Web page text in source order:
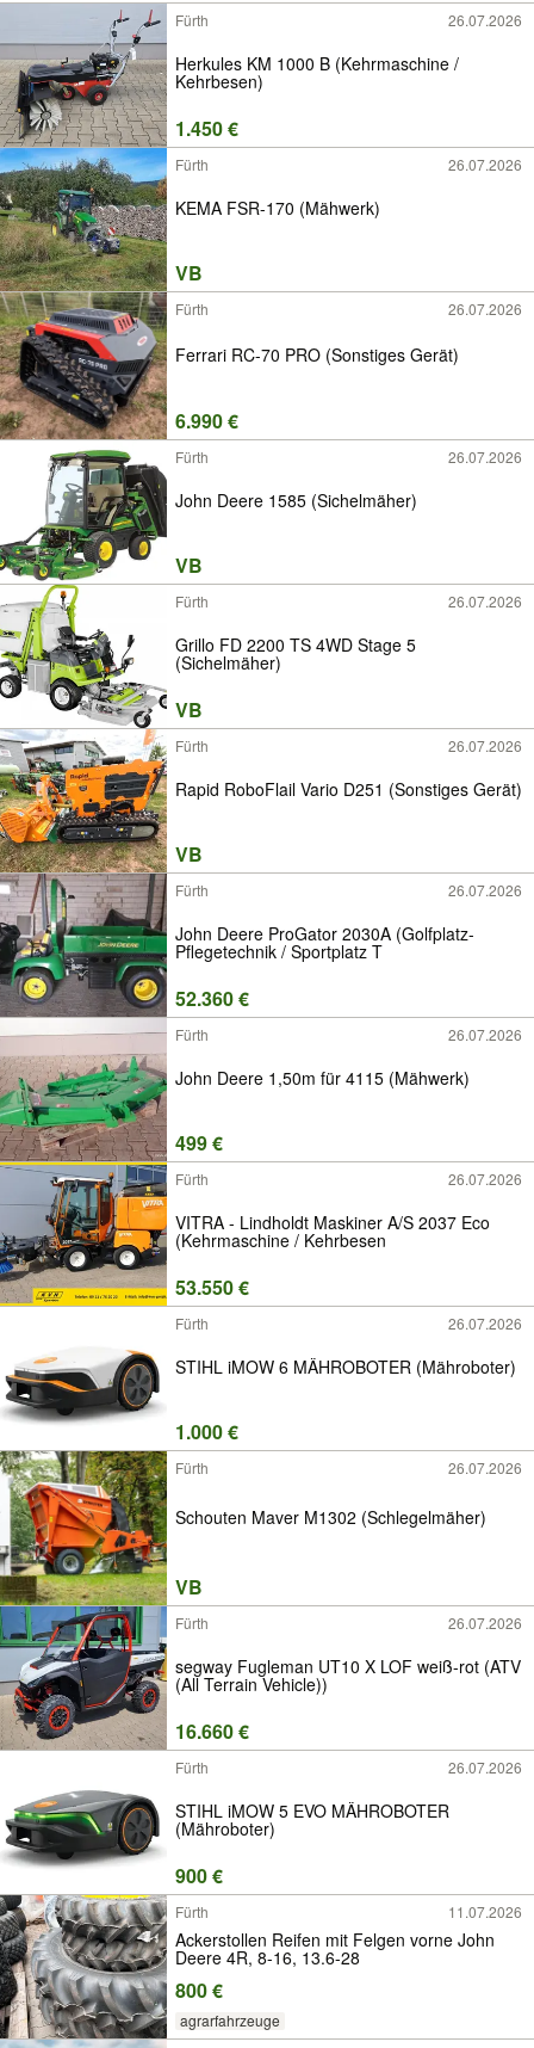
Fürth 26.07.2026
Herkules KM 1000 B (Kehrmaschine /
Kehrbesen)
1.450 €
Fürth 26.07.2026
KEMA FSR-170 (Mähwerk)
VB
Fürth 26.07.2026
Ferrari RC-70 PRO (Sonstiges Gerät)
6.990 €
Fürth 26.07.2026
John Deere 1585 (Sichelmäher)
VB
Fürth 26.07.2026
Grillo FD 2200 TS 4WD Stage 5
(Sichelmäher)
VB
Fürth 26.07.2026
Rapid RoboFlail Vario D251 (Sonstiges Gerät)
VB
Fürth 26.07.2026
John Deere ProGator 2030A (Golfplatz-
Pflegetechnik / Sportplatz T
52.360 €
Fürth 26.07.2026
John Deere 1,50m für 4115 (Mähwerk)
499 €
Fürth 26.07.2026
VITRA - Lindholdt Maskiner A/S 2037 Eco
(Kehrmaschine / Kehrbesen
53.550 €
Fürth 26.07.2026
STIHL iMOW 6 MÄHROBOTER (Mähroboter)
1.000 €
Fürth 26.07.2026
Schouten Maver M1302 (Schlegelmäher)
VB
Fürth 26.07.2026
segway Fugleman UT10 X LOF weiß-rot (ATV
(All Terrain Vehicle))
16.660 €
Fürth 26.07.2026
STIHL iMOW 5 EVO MÄHROBOTER
(Mähroboter)
900 €
Fürth 11.07.2026
Ackerstollen Reifen mit Felgen vorne John
Deere 4R, 8-16, 13.6-28
800 €
agrarfahrzeuge